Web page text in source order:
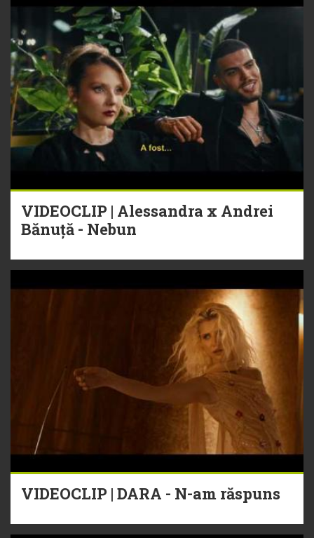
VIDEOCLIP | Alessandra x Andrei
Bănuță - Nebun
VIDEOCLIP | DARA - N-am răspuns